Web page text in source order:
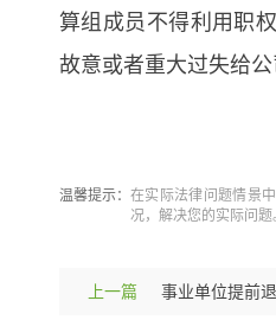
算组成员不得利用职
故意或者重大过失给
温馨提示： 在实际法律问题情景
况，解决您的实际问题
上一篇